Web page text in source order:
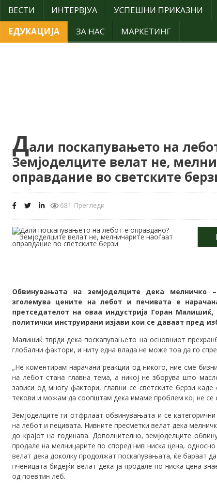
ВЕСТИ ИНТЕРВЈУА
УСПЕШНИ ПРИКАЗНИ
ЕДУКАЦИЈА
ЗА НАС МАРКЕТИНГ
Дали поскапувањето на
Земјоделците велат не,
оправдание во светските
681 Прегледи
Обвинувањата на земјоделците дека мелничко
зголемува цените на лебот и печивата е
претседателот на оваа индустрија Горан
политички инструирани изјави кои се даваат пред
Малишиќ тврди дека поскапувањето на основниот
глобални фактори, и ниту една влада не може тоа да го
„Не коментирам нарачани реакции од никого, ние сме
на лебот стана главна тема, а никој не зборува што
зависи од многу фактори, главни се светските берзи
текови и можам да соопштам дека имаме проблем кој не се
Земјоделците ги отфрлаат обвинувањата и се
на лебот и пецивата. Нивните пресметки велат дека
до крајот на годинава. Дополнително, земјоделците
продале на мелницарите по според нив ниска цена,
велат дека доколку продолжат поскапувањата, ќе бараат
пченицата бидејќи велат дека ја продале по ниска цена
од поевтин леб.